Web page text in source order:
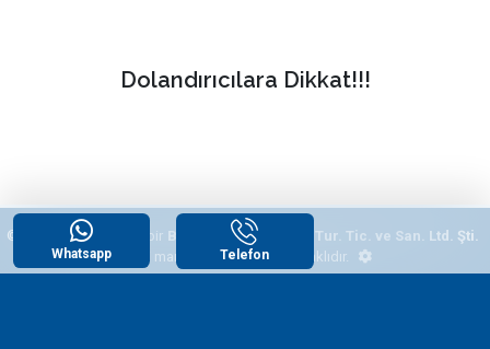
Dolandırıcılara Dikkat!!!
© 2026 "Yazlikcim" , bir Begonvil Grup Emlak Tur. Tic. ve San. Ltd. Şti.
tescilli markasıdır. Tüm hakları saklıdır.
Whatsapp Telefon